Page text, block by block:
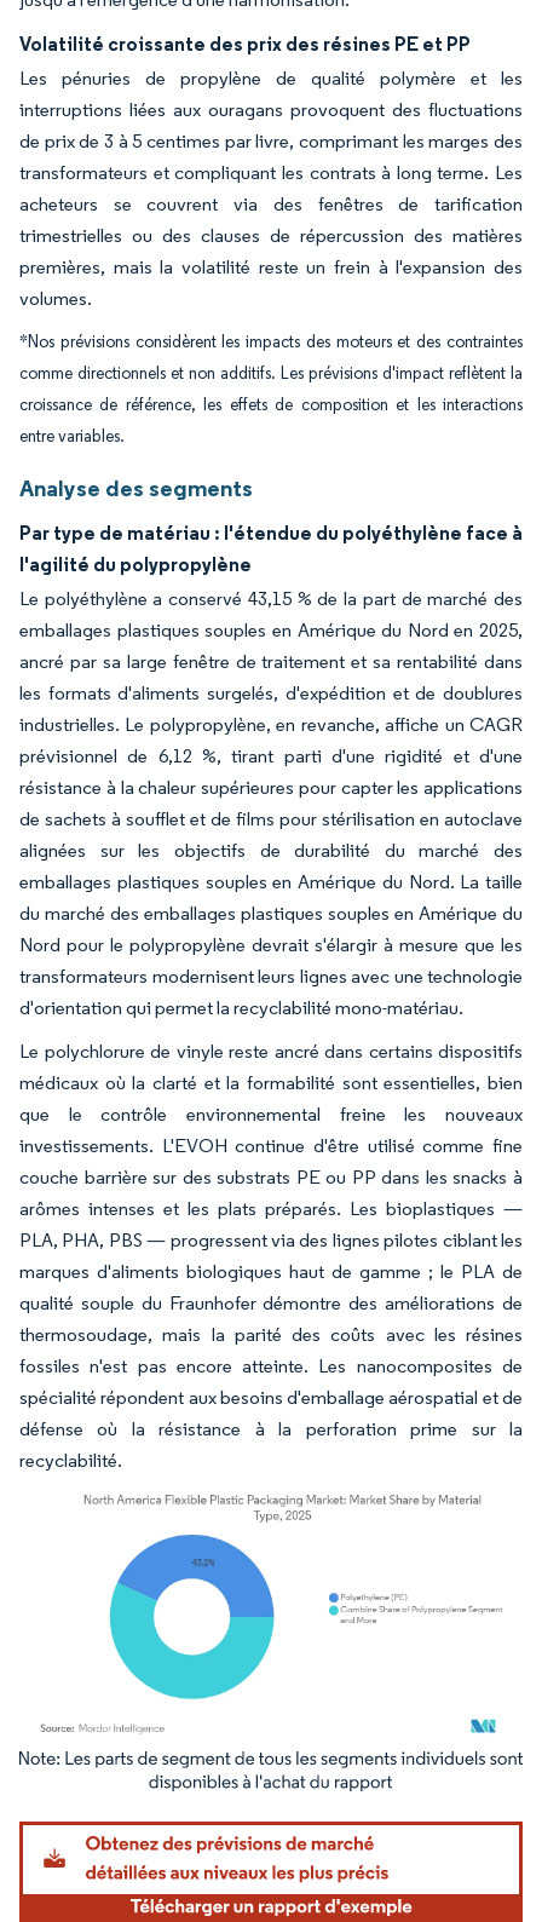
Volatilité croissante des prix des résines PE et PP
Les pénuries de propylène de qualité polymère et les
interruptions liées aux ouragans provoquent des fluctuations
de prix de 3 à 5 centimes par livre, comprimant les marges des
transformateurs et compliquant les contrats à long terme. Les
acheteurs se couvrent via des fenêtres de tarification
trimestrielles ou des clauses de répercussion des matières
premières, mais la volatilité reste un frein à l'expansion des
volumes.
*Nos prévisions considèrent les impacts des moteurs et des contraintes
comme directionnels et non additifs. Les prévisions d'impact reflètent la
croissance de référence, les effets de composition et les interactions
entre variables.
Analyse des segments
Par type de matériau : l'étendue du polyéthylène face à
l'agilité du polypropylène
Le polyéthylène a conservé 43,15 % de la part de marché des
emballages plastiques souples en Amérique du Nord en 2025,
ancré par sa large fenêtre de traitement et sa rentabilité dans
les formats d'aliments surgelés, d'expédition et de doublures
industrielles. Le polypropylène, en revanche, affiche un CAGR
prévisionnel de 6,12 %, tirant parti d'une rigidité et d'une
résistance à la chaleur supérieures pour capter les applications
de sachets à soufflet et de films pour stérilisation en autoclave
alignées sur les objectifs de durabilité du marché des
emballages plastiques souples en Amérique du Nord. La taille
du marché des emballages plastiques souples en Amérique du
Nord pour le polypropylène devrait s'élargir à mesure que les
transformateurs modernisent leurs lignes avec une technologie
d'orientation qui permet la recyclabilité mono-matériau.
Le polychlorure de vinyle reste ancré dans certains dispositifs
médicaux où la clarté et la formabilité sont essentielles, bien
que le contrôle environnemental freine les nouveaux
investissements. L'EVOH continue d'être utilisé comme fine
couche barrière sur des substrats PE ou PP dans les snacks à
arômes intenses et les plats préparés. Les bioplastiques —
PLA, PHA, PBS — progressent via des lignes pilotes ciblant les
marques d'aliments biologiques haut de gamme ; le PLA de
qualité souple du Fraunhofer démontre des améliorations de
thermosoudage, mais la parité des coûts avec les résines
fossiles n'est pas encore atteinte. Les nanocomposites de
spécialité répondent aux besoins d'emballage aérospatial et de
défense où la résistance à la perforation prime sur la
recyclabilité.
Image © Mordor Intelligence. La réutilisation nécessite une attribution sous CC BY